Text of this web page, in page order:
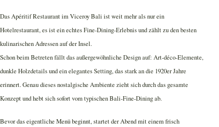
Das Apéritif Restaurant im Viceroy Bali ist weit mehr als nur ein
Hotelrestaurant, es ist ein echtes Fine-Dining-Erlebnis und zählt zu den besten
kulinarischen Adressen auf der Insel.
Schon beim Betreten fällt das außergewöhnliche Design auf: Art-déco-Elemente,
dunkle Holzdetails und ein elegantes Setting, das stark an die 1920er Jahre
erinnert. Genau dieses nostalgische Ambiente zieht sich durch das gesamte
Konzept und hebt sich sofort vom typischen Bali-Fine-Dining ab.
Bevor das eigentliche Menü beginnt, startet der Abend mit einem frisch